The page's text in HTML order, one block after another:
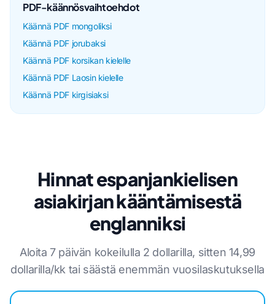
PDF-käännösvaihtoehdot
Käännä PDF mongoliksi
Käännä PDF jorubaksi
Käännä PDF korsikan kielelle
Käännä PDF Laosin kielelle
Käännä PDF kirgisiaksi
Hinnat espanjankielisen
asiakirjan kääntämisestä
englanniksi
Aloita 7 päivän kokeilulla 2 dollarilla, sitten 14,99
dollarilla/kk tai säästä enemmän vuosilaskutuksella